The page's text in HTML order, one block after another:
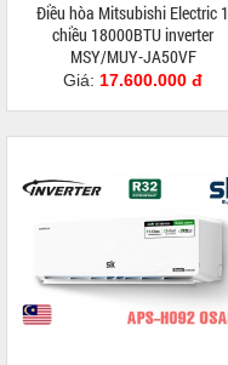
Điều hòa Mitsubishi Electric 1
chiều 18000BTU inverter
MSY/MUY-JA50VF
Giá: 17.600.000 đ